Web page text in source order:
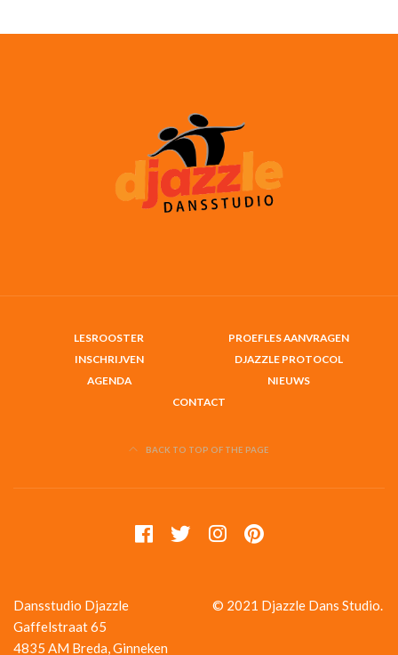
LESROOSTER
PROEFLES AANVRAGEN
INSCHRIJVEN
DJAZZLE PROTOCOL
AGENDA
NIEUWS
CONTACT
BACK TO TOP OF THE PAGE
Dansstudio Djazzle
Gaffelstraat 65
4835 AM Breda, Ginneken
© 2021 Djazzle Dans Studio.